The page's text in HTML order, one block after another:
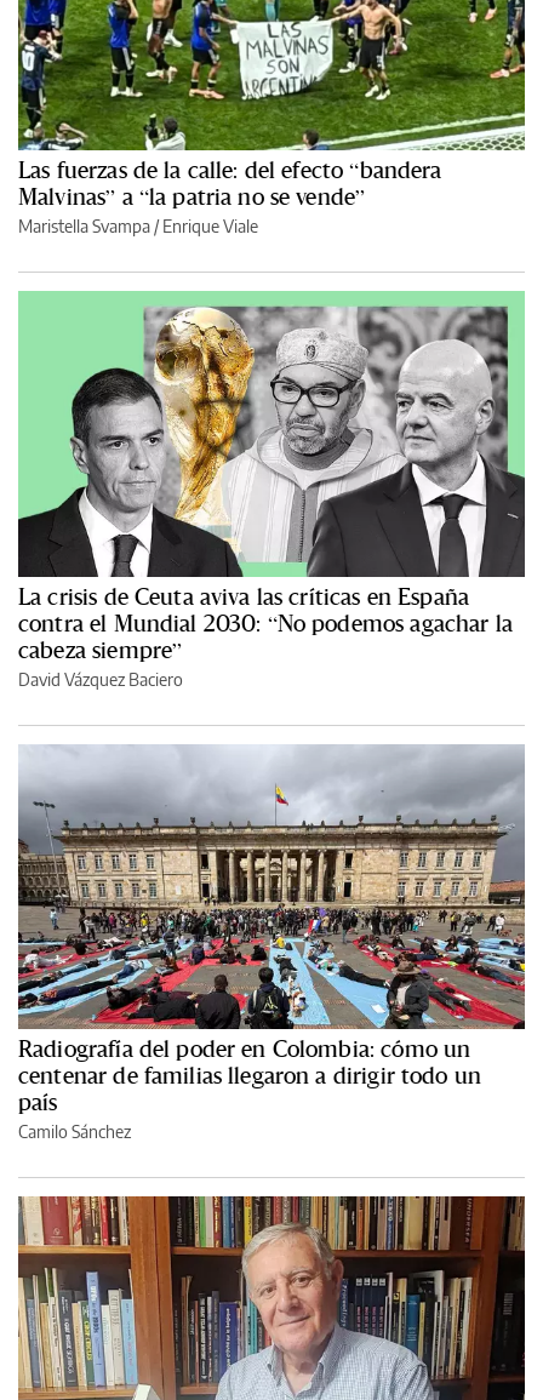
Las fuerzas de la calle: del efecto “bandera
Malvinas” a “la patria no se vende”
Maristella Svampa /Enrique Viale
La crisis de Ceuta aviva las críticas en España
contra el Mundial 2030: “No podemos agachar la
cabeza siempre”
David Vázquez Baciero
Radiografía del poder en Colombia: cómo un
centenar de familias llegaron a dirigir todo un
país
Camilo Sánchez